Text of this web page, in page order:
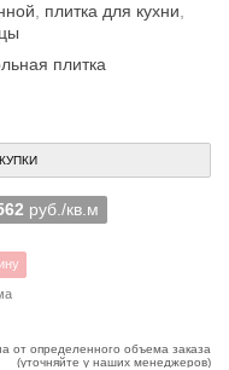
плитка для кухни
плитка
руб./кв.м
от определенного объема заказа
(уточняйте у наших менеджеров)